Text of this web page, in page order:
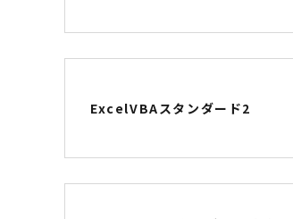
ExcelVBAスタンダード2